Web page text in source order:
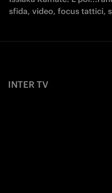
sfida, video, focus tattici,
INTER TV